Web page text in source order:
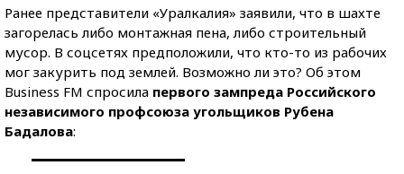
Ранее представители «Уралкалия» заявили, что в шахте
загорелась либо монтажная пена, либо строительный
мусор. В соцсетях предположили, что кто-то из рабочих
мог закурить под землей. Возможно ли это? Об этом
Business FM спросила первого зампреда Российского
независимого профсоюза угольщиков Рубена
Бадалова: